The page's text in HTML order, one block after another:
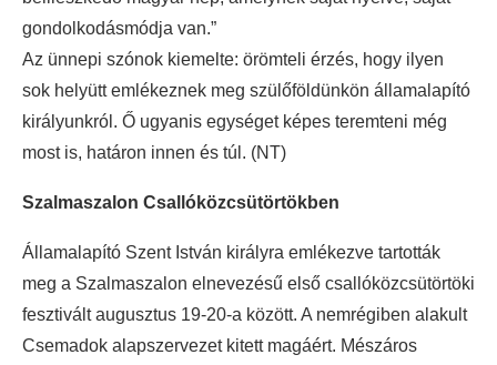
gondolkodásmódja van.”
Az ünnepi szónok kiemelte: örömteli érzés, hogy ilyen
sok helyütt emlékeznek meg szülőföldünkön államalapító
királyunkról. Ő ugyanis egységet képes teremteni még
most is, határon innen és túl. (NT)
Szalmaszalon Csallóközcsütörtökben
Államalapító Szent István királyra emlékezve tartották
meg a Szalmaszalon elnevezésű első csallóközcsütörtöki
fesztivált augusztus 19-20-a között. A nemrégiben alakult
Csemadok alapszervezet kitett magáért. Mészáros